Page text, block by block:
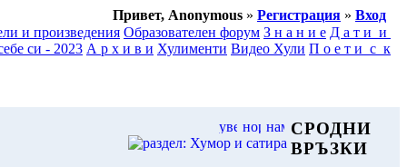
Привет, Anonymous » Регистрация » Вход
и произведения Образователен форум З н а н и е Д а т и и
си - 2023 А р х и в и Хулименти Видео Хули П о е т и с к
СРОДНИ
ВРЪЗКИ